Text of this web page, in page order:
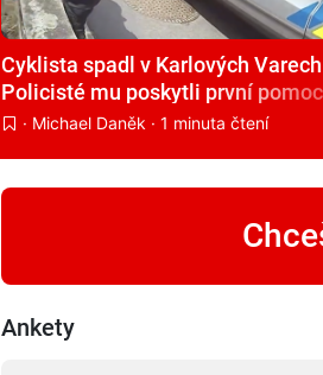
Cyklista spadl v Karlových
Policisté mu poskytli první pomoc
· Michael Daněk · 1 minuta čtení
Ankety